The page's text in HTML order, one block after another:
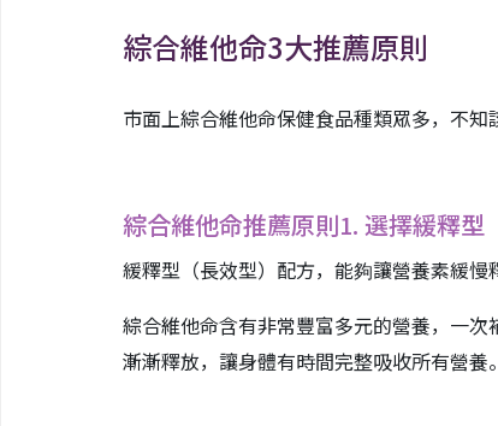
綜合維他命3大推薦原則
市面上綜合維他命保健食品種類眾多，不
綜合維他命推薦原則1. 選擇緩釋型
緩釋型（長效型）配方，能夠讓營養素緩慢
綜合維他命含有非常豐富多元的營養，一
漸漸釋放，讓身體有時間完整吸收所有營養。